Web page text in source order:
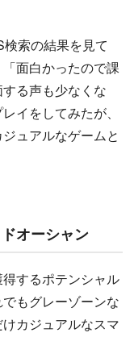
索の結果を見て
面白かったので課
る声も少なくな
イをしてみたが、
ュアルなゲームと
オーシャン
するポテンシャル
もグレーゾーンな
カジュアルなスマ